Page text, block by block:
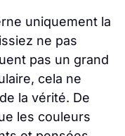
uniquement la
ne pas
pas un grand
cela ne
la vérité. De
les couleurs